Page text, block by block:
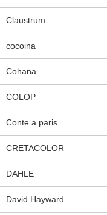
Claustrum
cocoina
Cohana
COLOP
Conte a paris
CRETACOLOR
DAHLE
David Hayward